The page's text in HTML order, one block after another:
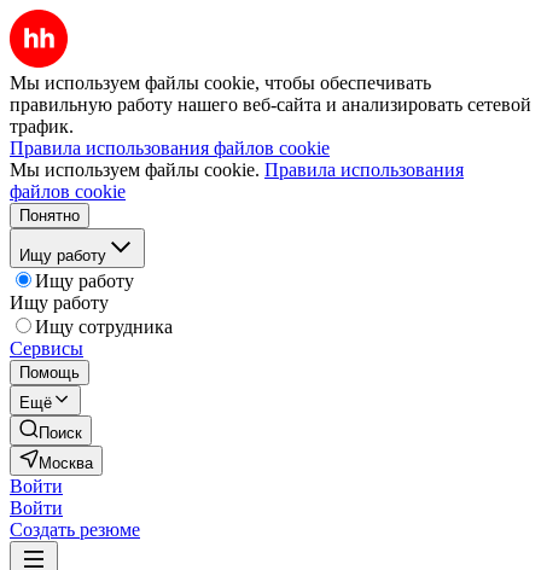
Мы используем файлы cookie, чтобы обеспечивать
правильную работу нашего веб-сайта и анализировать сетевой
трафик.
Правила использования файлов cookie
Мы используем файлы cookie. Правила использования
файлов cookie
Понятно
Ищу работу
Ищу работу
Ищу работу
Ищу сотрудника
Сервисы
Помощь
Ещё
Поиск
Москва
Войти
Войти
Создать резюме